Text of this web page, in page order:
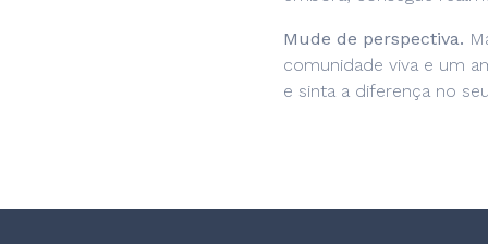
Mude de perspectiva.
comunidade viva e um
e sinta a diferença no